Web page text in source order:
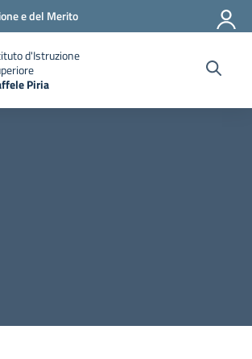
e del Merito
d'Istruzione
Piria